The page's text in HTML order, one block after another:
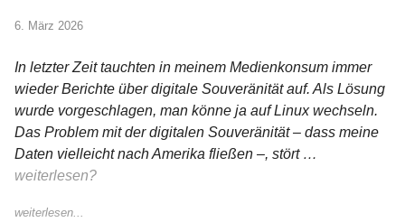
6. März 2026
In letzter Zeit tauchten in meinem Medienkonsum immer
wieder Berichte über digitale Souveränität auf. Als Lösung
wurde vorgeschlagen, man könne ja auf Linux wechseln.
Das Problem mit der digitalen Souveränität – dass meine
Daten vielleicht nach Amerika fließen –, stört …
weiterlesen?
weiterlesen...